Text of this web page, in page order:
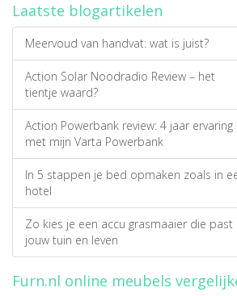
Laatste blogartikelen
Meervoud van handvat: wat is juist?
Action Solar Noodradio Review – het
tientje waard?
Action Powerbank review: 4 jaar ervaring
met mijn Varta Powerbank
In 5 stappen je bed opmaken zoals in
hotel
Zo kies je een accu grasmaaier die past
jouw tuin en leven
Furn.nl online meubels